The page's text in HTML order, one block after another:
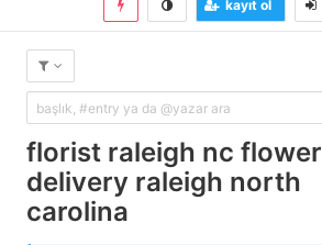
kayıt ol
florist raleigh nc flower
delivery raleigh north
carolina